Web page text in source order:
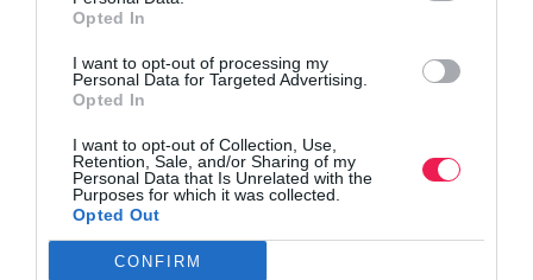
Opted In
I want to opt-out of processing my
Personal Data for Targeted Advertising.
Opted In
I want to opt-out of Collection, Use,
Retention, Sale, and/or Sharing of my
Personal Data that Is Unrelated with the
Purposes for which it was collected.
Opted Out
CONFIRM